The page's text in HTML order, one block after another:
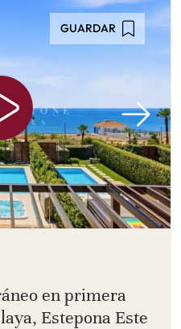
GUARDAR
en primera
Estepona Este